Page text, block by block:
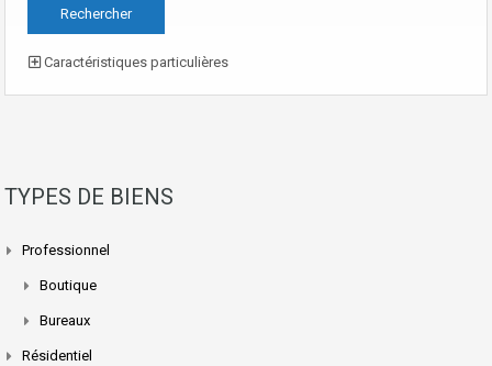
Caractéristiques particulières
TYPES DE BIENS
Professionnel
Boutique
Bureaux
Résidentiel